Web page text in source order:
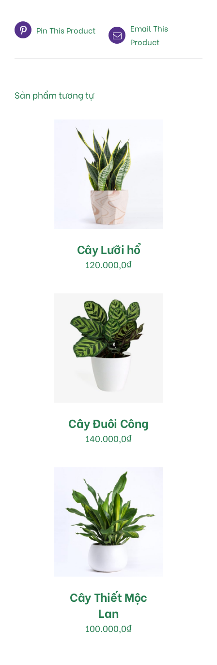
Pin This Product
Email This
Product
Sản phẩm tương tự
MUA HÀNG /
DETAILS
Cây Lưỡi hổ
120.000,0₫
MUA HÀNG /
DETAILS
Cây Đuôi Công
140.000,0₫
MUA HÀNG /
DETAILS
Cây Thiết Mộc
Lan
100.000,0₫